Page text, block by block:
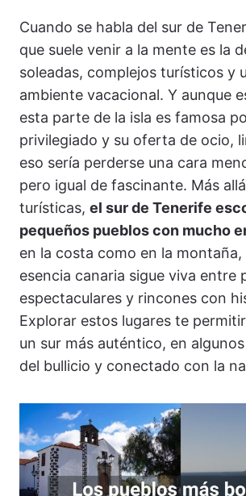
Cuando se habla del sur de
que suele venir a la mente es la
soleadas, complejos turísticos y
ambiente vacacional. Y aunque
esta parte de la isla es famosa
privilegiado y su oferta de ocio,
eso sería perderse una cara
pero igual de fascinante. Más
turísticas, el sur de Tenerife
pequeños pueblos con mucho
en la costa como en la montaña,
esencia canaria sigue viva entre
espectaculares y rincones con
Explorar estos lugares te
un sur más auténtico, en
del bullicio y conectado con la